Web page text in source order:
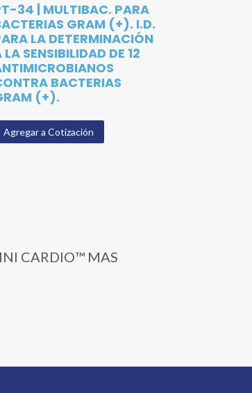
34 | MULTIBAC. PARA
GRAM (+). I.D.
LA DETERMINACIÓN
LA SENSIBILIDAD DE 12
BACTERIAS
(+).
Agregar a Cotización
CARDIO™ MAS